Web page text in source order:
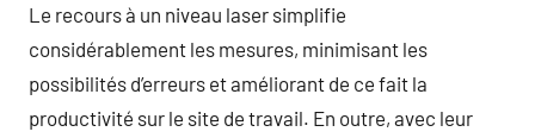
Le recours à un niveau laser simplifie
considérablement les mesures, minimisant les
possibilités d’erreurs et améliorant de ce fait la
productivité sur le site de travail. En outre, avec leur